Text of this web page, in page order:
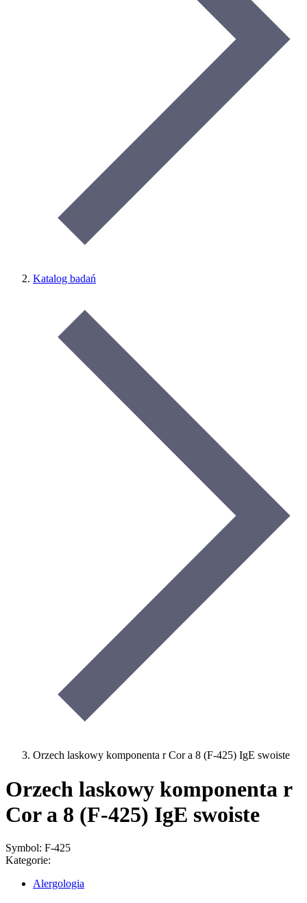
Katalog badań
Orzech laskowy komponenta r Cor a 8 (F-425) IgE swoiste
Orzech laskowy komponenta r
Cor a 8 (F-425) IgE swoiste
Symbol: F-425
Kategorie:
Alergologia